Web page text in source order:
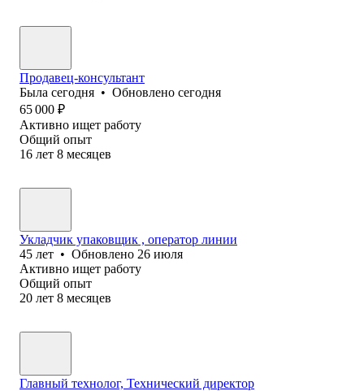
Продавец-консультант
Была сегодня • Обновлено сегодня
65 000 ₽
Активно ищет работу
Общий опыт
16 лет 8 месяцев
Укладчик упаковщик , оператор линии
45 лет • Обновлено 26 июля
Активно ищет работу
Общий опыт
20 лет 8 месяцев
Главный технолог, Технический директор